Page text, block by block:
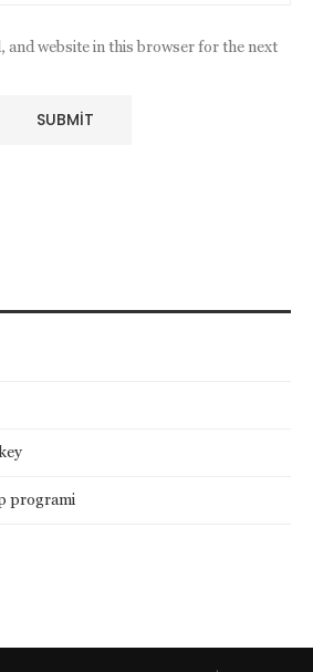
and website in this browser for the next
programi